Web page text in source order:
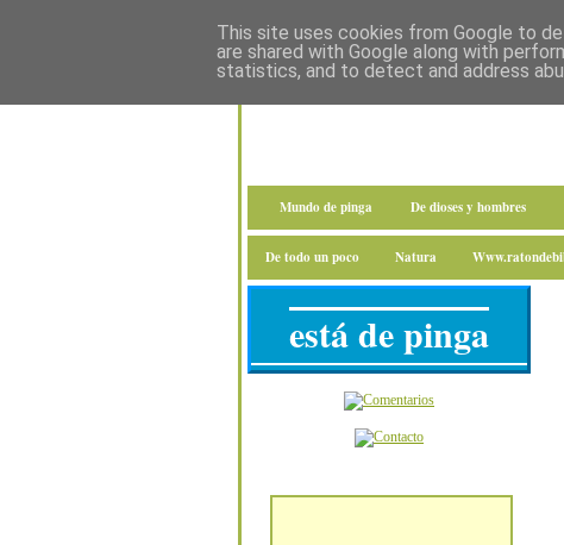
Mundo de pinga De dioses y hombres
De todo un poco Natura
está de pinga
This site uses cookies from Google to
are shared with Google along with
statistics, and to detect and address